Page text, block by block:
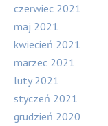
czerwiec 2021
maj 2021
kwiecień 2021
marzec 2021
luty 2021
styczeń 2021
grudzień 2020